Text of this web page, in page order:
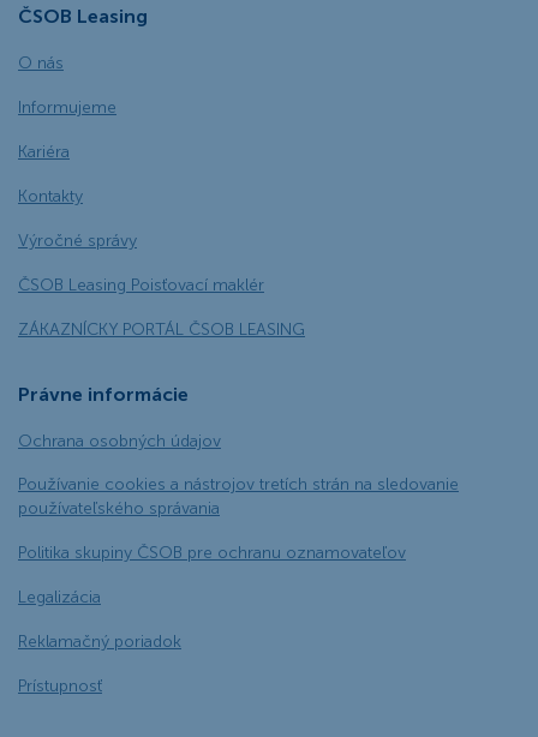
ČSOB Leasing
O nás
Informujeme
Kariéra
Kontakty
Výročné správy
ČSOB Leasing Poisťovací maklér
ZÁKAZNÍCKY PORTÁL ČSOB LEASING
Právne informácie
Ochrana osobných údajov
Používanie cookies a nástrojov tretích strán na sledovanie
používateľského správania
Politika skupiny ČSOB pre ochranu oznamovateľov
Legalizácia
Reklamačný poriadok
Prístupnosť